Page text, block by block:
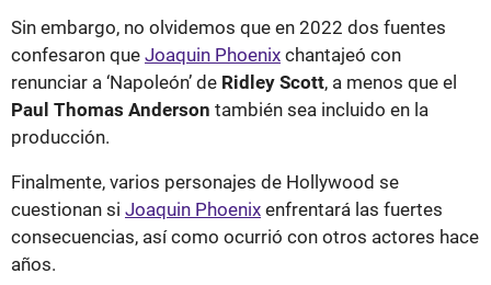
Sin embargo, no olvidemos que en 2022 dos fuentes
confesaron que Joaquin Phoenix chantajeó con
renunciar a ‘Napoleón’ de Ridley Scott, a menos que el
Paul Thomas Anderson también sea incluido en la
producción.
Finalmente, varios personajes de Hollywood se
cuestionan si Joaquin Phoenix enfrentará las fuertes
consecuencias, así como ocurrió con otros actores hace
años.